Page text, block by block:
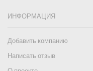
ИНФОРМАЦИЯ
Добавить компанию
Написать отзыв